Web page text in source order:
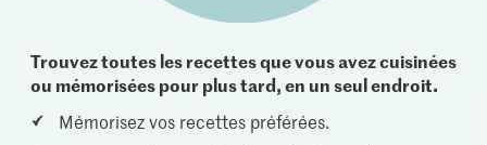
Trouvez toutes les recettes que vous avez cuisinées
ou mémorisées pour plus tard, en un seul endroit.
Mémorisez vos recettes préférées.